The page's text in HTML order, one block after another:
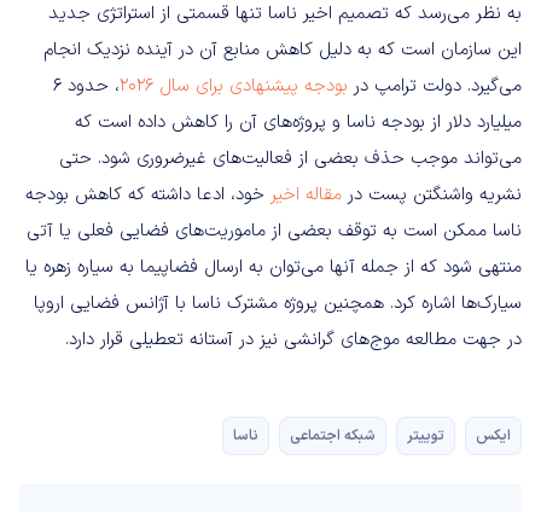
به نظر می‌رسد که تصمیم اخیر ناسا تنها قسمتی از استراتژی جدید
این سازمان است که به دلیل کاهش منابع آن در آینده نزدیک انجام
می‌گیرد. دولت ترامپ در بودجه پیشنهادی برای سال ۲۰۲۶
، حدود ۶
میلیارد دلار از بودجه ناسا و پروژه‌های آن را کاهش داده است که
می‌تواند موجب حذف بعضی از فعالیت‌های غیرضروری شود. حتی
نشریه واشنگتن پست در مقاله اخیر خود، ادعا داشته که کاهش بودجه
ناسا ممکن است به توقف بعضی از ماموریت‌های فضایی فعلی یا آتی
منتهی شود که از جمله آنها می‌توان به ارسال فضاپیما به سیاره زهره یا
سیارک‌ها اشاره کرد. همچنین پروژه مشترک ناسا با آژانس فضایی اروپا
در جهت مطالعه موج‌های گرانشی نیز در آستانه تعطیلی قرار دارد.
ایکس توییتر شبکه اجتماعی ناسا